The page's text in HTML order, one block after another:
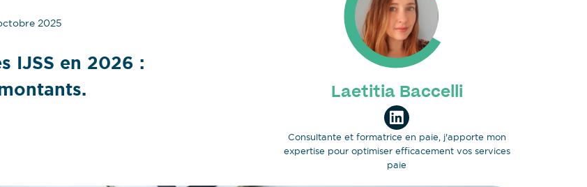
2025
IJSS en 2026 :
Laetitia Baccelli
Consultante et formatrice en paie, j'apporte mon
expertise pour optimiser efficacement vos services
paie